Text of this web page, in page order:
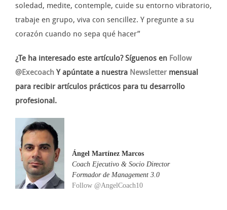
soledad, medite, contemple, cuide su entorno vibratorio,
trabaje en grupo, viva con sencillez. Y pregunte a su
corazón cuando no sepa qué hacer”
¿Te ha interesado este artículo? Síguenos en Follow
@Execoach Y apúntate a nuestra Newslettermensual
para recibir artículos prácticos para tu desarrollo
profesional.
Ángel Martínez Marcos
Coach Ejecutivo & Socio Director
Formador de Management 3.0
Follow @AngelCoach10